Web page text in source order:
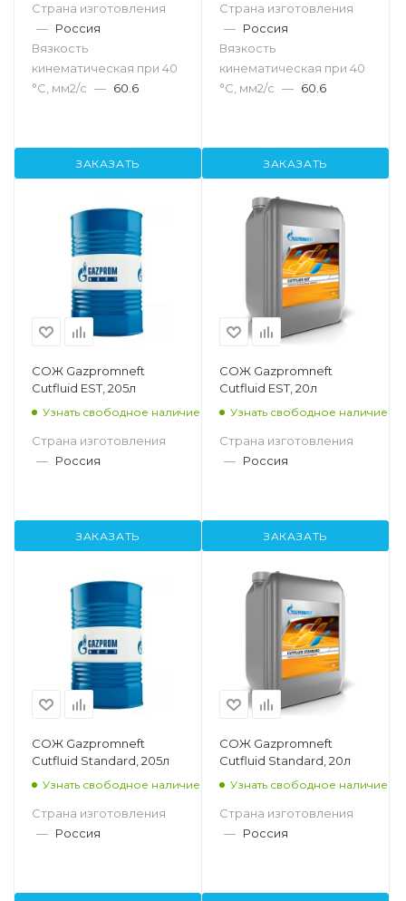
Страна изготовления
— Россия
Вязкость
кинематическая при 40
°С, мм2/с — 60.6
ЗАКАЗАТЬ
Страна изготовления
— Россия
Вязкость
кинематическая при 40
°С, мм2/с — 60.6
ЗАКАЗАТЬ
СОЖ Gazpromneft
Cutfluid EST, 205л
Узнать свободное наличие
Страна изготовления
— Россия
ЗАКАЗАТЬ
СОЖ Gazpromneft
Cutfluid EST, 20л
Узнать свободное наличие
Страна изготовления
— Россия
ЗАКАЗАТЬ
СОЖ Gazpromneft
Cutfluid Standard, 205л
Узнать свободное наличие
Страна изготовления
— Россия
СОЖ Gazpromneft
Cutfluid Standard, 20л
Узнать свободное наличие
Страна изготовления
— Россия